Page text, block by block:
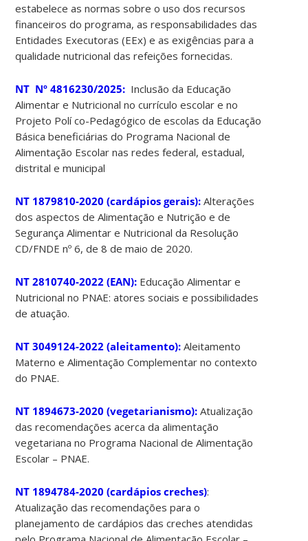
estabelece as normas sobre o uso dos recursos
financeiros do programa, as responsabilidades das
Entidades Executoras (EEx) e as exigências para a
qualidade nutricional das refeições fornecidas.
NT Nº 4816230/2025: Inclusão da Educação
Alimentar e Nutricional no currículo escolar e no
Projeto Polí co-Pedagógico de escolas da Educação
Básica beneficiárias do Programa Nacional de
Alimentação Escolar nas redes federal, estadual,
distrital e municipal
NT 1879810-2020 (cardápios gerais):Alterações
dos aspectos de Alimentação e Nutrição e de
Segurança Alimentar e Nutricional da Resolução
CD/FNDE nº 6, de 8 de maio de 2020.
NT 2810740-2022 (EAN): Educação Alimentar e
Nutricional no PNAE: atores sociais e possibilidades
de atuação.
NT 3049124-2022 (aleitamento): Aleitamento
Materno e Alimentação Complementar no contexto
do PNAE.
NT 1894673-2020 (vegetarianismo): Atualização
das recomendações acerca da alimentação
vegetariana no Programa Nacional de Alimentação
Escolar – PNAE.
NT 1894784-2020 (cardápios creches):
Atualização das recomendações para o
planejamento de cardápios das creches atendidas